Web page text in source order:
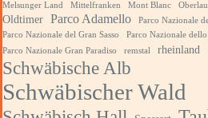
Melsunger Land Mittelfranken Mont Blanc
Oldtimer Parco Adamello
Parco Nazionale
Parco Nazionale del Gran Sasso
Parco Nazionale
Parco Nazionale Gran Paradiso
remstal rheinland
Schwäbische Alb
Schwäbischer Wald